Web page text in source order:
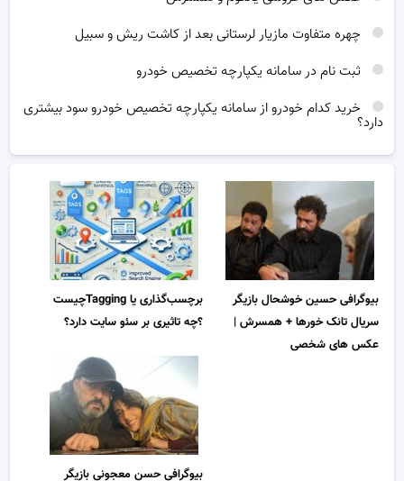
چهره متفاوت مازیار لرستانی بعد از کاشت ریش و سبیل
ثبت نام در سامانه یکپارچه تخصیص خودرو
خرید کدام خودرو از سامانه یکپارچه تخصیص خودرو سود بیشتری
دارد؟
بیوگرافی حسین خوشحال بازیگر
سریال تانک خورها + همسرش |
عکس های شخصی
برچسب‌گذاری یا Taggingچیست
؟چه تاثیری بر سئو سایت دارد؟
بیوگرافی حسن معجونی بازیگر